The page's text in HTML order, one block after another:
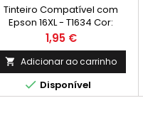
Tinteiro Compatível com
Epson 16XL - T1634 Cor:
Amarelo Capacidade: 11,6 ml
Preço
1,95 €
 Adicionar ao carrinho
 Disponível